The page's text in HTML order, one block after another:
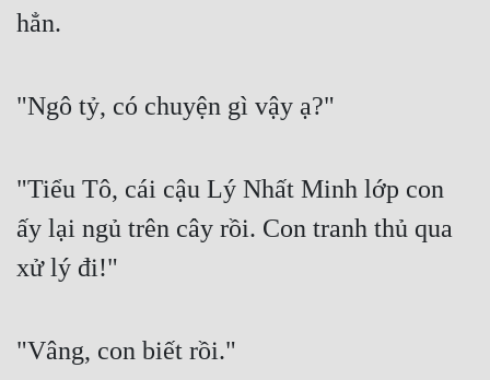
Xa Lộ Dịch
Cung Đấu
Cổ Tiên Hiệp
Cổ Đại
Du Hí
Dị Giới
hẳn.
"Ngô tỷ, có chuyện gì vậy ạ?"
"Tiểu Tô, cái cậu Lý Nhất Minh lớp con
ấy lại ngủ trên cây rồi. Con tranh thủ qua
xử lý đi!"
"Vâng, con biết rồi."